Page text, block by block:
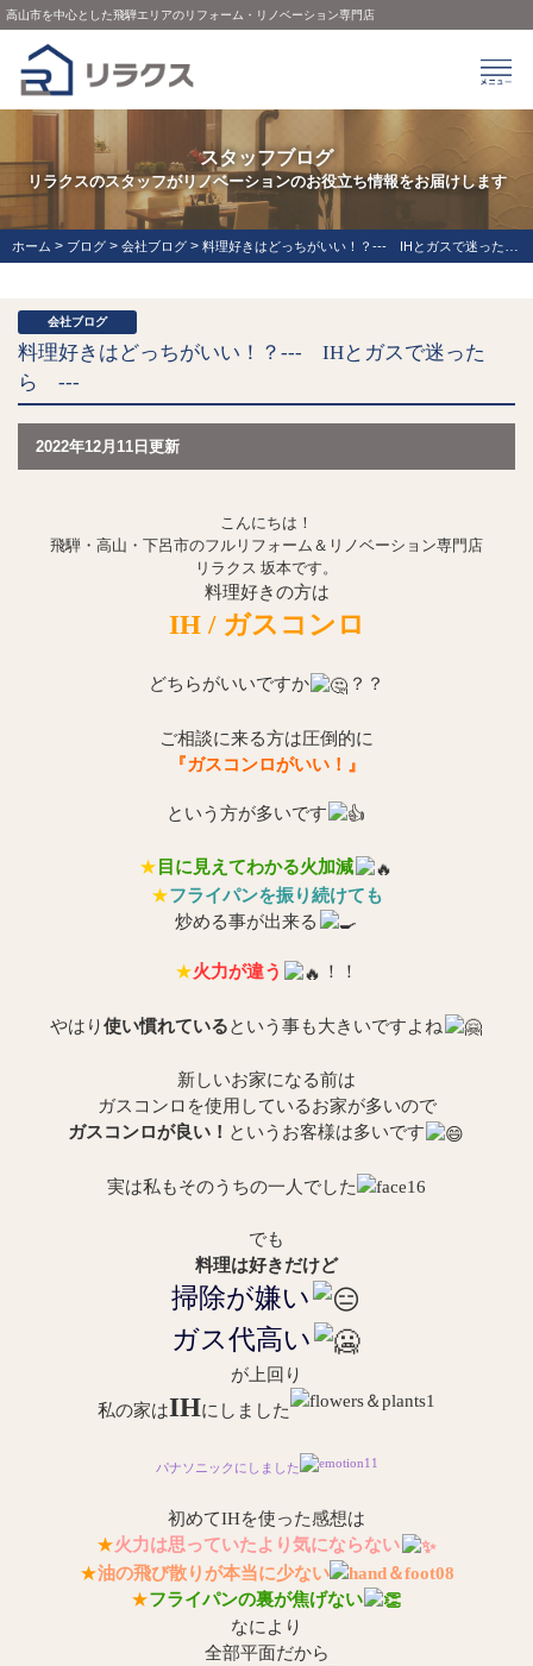
高山市を中心とした飛騨エリアのリフォーム・リノベーション専門店
スタッフブログ
リラクスのスタッフがリノベーションのお役立ち情報をお届けします
ホーム > ブログ > 会社ブログ > 料理好きはどっちがいい！？‐‐‐ IHとガスで迷ったら ‐‐‐
会社ブログ
料理好きはどっちがいい！？‐‐‐ IHとガスで迷った
ら ‐‐‐
2022年12月11日更新
こんにちは！
飛騨・高山・下呂市のフルリフォーム＆リノベーション専門店
リラクス 坂本です。
料理好きの方は
IH / ガスコンロ
どちらがいいですか ？？
ご相談に来る方は圧倒的に
『ガスコンロがいい！』
という方が多いです
★ 目に見えてわかる火加減
★フライパンを振り続けても
炒める事が出来る
★火力が違う ！！
やはり使い慣れているという事も大きいですよね
新しいお家になる前は
ガスコンロを使用しているお家が多いので
ガスコンロが良い！ というお客様は多いです
実は私もそのうちの一人でした
でも
料理は好きだけど
掃除が嫌い
ガス代高い
が上回り
私の家はIHにしました
パナソニックにしました
初めてIHを使った感想は
★火力は思っていたより気にならない
★油の飛び散りが本当に少ない
★フライパンの裏が焦げない
なにより
全部平面だから